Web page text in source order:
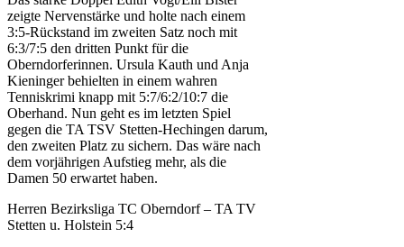
zeigte Nervenstärke und holte nach einem
3:5-Rückstand im zweiten Satz noch mit
6:3/7:5 den dritten Punkt für die
Oberndorferinnen. Ursula Kauth und Anja
Kieninger behielten in einem wahren
Tenniskrimi knapp mit 5:7/6:2/10:7 die
Oberhand. Nun geht es im letzten Spiel
gegen die TA TSV Stetten-Hechingen darum,
den zweiten Platz zu sichern. Das wäre nach
dem vorjährigen Aufstieg mehr, als die
Damen 50 erwartet haben.
Herren Bezirksliga TC Oberndorf – TA TV
Stetten u. Holstein 5:4